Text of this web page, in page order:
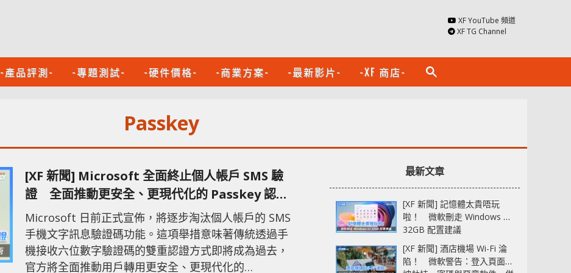
XF YouTube 頻道
XF TG Channel
-產品評測- -專題測試- -硬件價格- -商業方案- -最新影片- -XF 商店- search
Passkey
[XF 新聞] Microsoft 全面終止個人帳戶 SMS 驗
證 全面推動更安全、更現代化的 Passkey 認證
技術
Microsoft 日前正式宣佈，將逐步淘汰個人帳戶的 SMS
手機文字訊息驗證碼功能。這項舉措意味著傳統透過手
機接收六位數字驗證碼的雙重認證方式即將成為過去，
官方將全面推動用戶轉用更安全、更現代化的
最新文章
[XF 新聞] 記憶體太貴唔玩
啦！ 微軟刪走 Windows 11
32GB 配置建議
[XF 新聞] 酒店機場 Wi-Fi 淪
陷！ 微軟警告：登入頁面可